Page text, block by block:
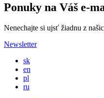
Ponuky na Váš e-
Nenechajte si ujsť žiadnu z
Newsletter
sk
en
pl
ru